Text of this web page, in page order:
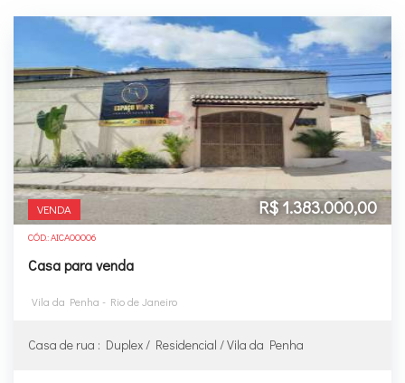
VENDA R$ 1.383.000,00
CÓD.: AICA00006
Casa para venda
Vila da Penha - Rio de Janeiro
Casa de rua : Duplex / Residencial / Vila da Penha